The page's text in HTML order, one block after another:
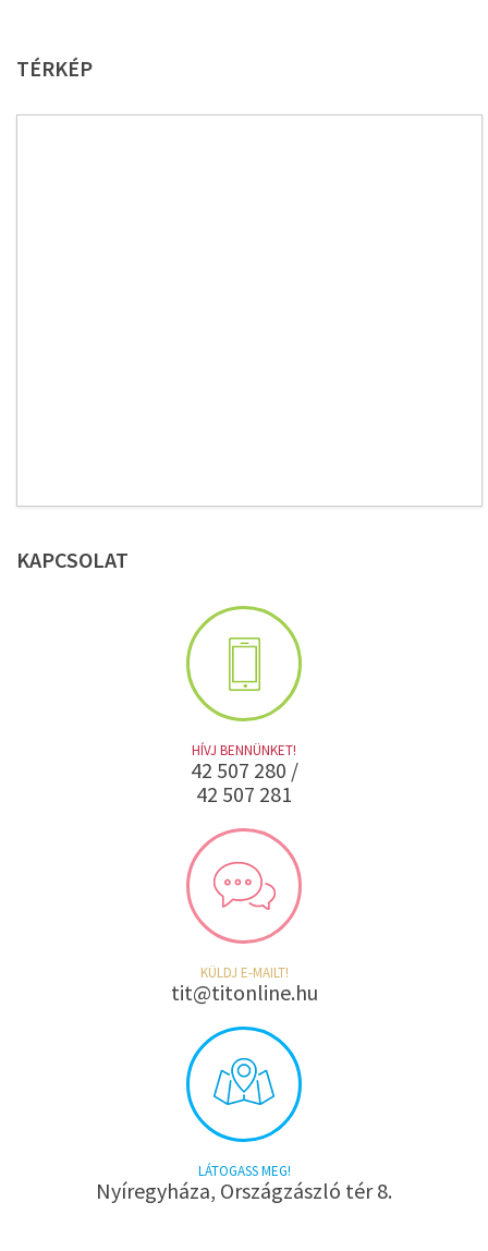
TÉRKÉP
KAPCSOLAT
HÍVJ BENNÜNKET!
42 507 280 /
42 507 281
KÜLDJ E-MAILT!
tit@titonline.hu
LÁTOGASS MEG!
Nyíregyháza, Országzászló tér 8.